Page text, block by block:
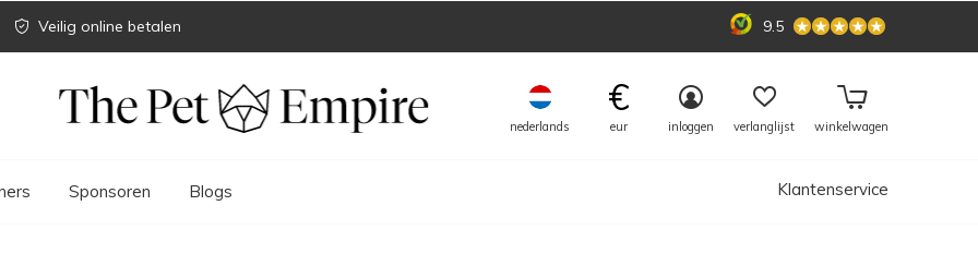
Sponsoren Blogs
nederlands
€
eur inloggen verlanglijst winkelwagen
Klantenservice
Veilig online betalen 9.5